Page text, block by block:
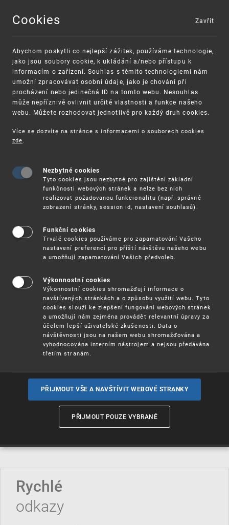
MENU
VAROVÁNÍ
Finanční podpora
Vynálezy / Patenty
Užitnévzory
Ochrannéznámky
Označení původua zeměpisná
Rychlé
odkazy
Cookies
Abychom poskytli co nejlepší zážitek, používáme technologie,
jako jsou soubory cookie, k ukládání a/nebo přístupu k
informacím o zařízení. Souhlas s těmito technologiemi nám
umožní zpracovávat osobní údaje, jako je chování při
procházení nebo jedinečná ID na tomto webu. Nesouhlas
může nepříznivě ovlivnit určité vlastnosti a funkce našeho
webu. Můžete rozhodovat jednotlivě pro každý druh cookies.
Více se dozvíte na stránce s informacemi o souborech cookies
zde.
Nezbytné cookies
Tyto cookies jsou nezbytné pro zajištění základní
funkčnosti webových stránek a nelze bez nich
realizovat požadovanou funkcionalitu (např. správné
zobrazení stránky, session id, nastavení souhlasů).
Funkční cookies
Trvalé cookies používáme pro zapamatování Vašeho
nastavení preferencí pro příští návštěvu našeho webu
a umožňují zapamatování Vašich předvoleb.
Výkonnostní cookies
Výkonnostní cookies shromažďují informace o
navštívených stránkách a o způsobu využití webu. Tyto
cookies slouží ke zlepšení fungování webových stránek
a umožňují nám zejména provádět relevantní úpravy za
účelem lepší uživatelské zkušenosti. Data o
návštěvnosti jsou na našem webu shromažďována a
vyhodnocována interním nástrojem a nejsou předávána
třetím stranám.
PŘIJMOUT VŠE A NAVŠTÍVIT WEBOVÉ STRANKY
PŘIJMOUT POUZE VYBRANÉ
Zavřít